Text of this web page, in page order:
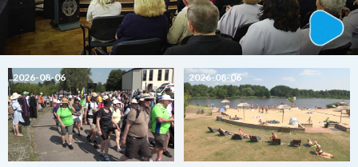
2026-08-06 2026-08-06